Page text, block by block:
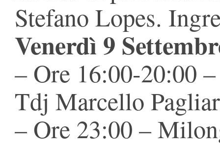
Stefano Lopes.
Venerdì 9
– Ore 16:00-20:00
Tdj Marcello
– Ore 23:00 –